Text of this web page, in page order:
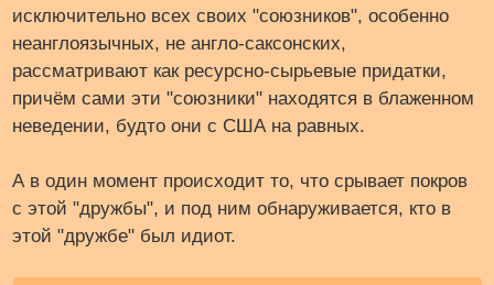
исключительно всех своих "союзников", особенно
неанглоязычных, не англо-саксонских,
рассматривают как ресурсно-сырьевые придатки,
причём сами эти "союзники" находятся в блаженном
неведении, будто они с США на равных.
А в один момент происходит то, что срывает покров
с этой "дружбы", и под ним обнаруживается, кто в
этой "дружбе" был идиот.